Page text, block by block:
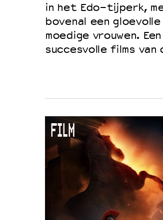
Word vriend
Historie
Partners
Duurzaamheid
Culturele boycot
Ruimte voor
in het Edo-tijperk,
bovenal een
moedige vrouwen.
succesvolle films
FILM